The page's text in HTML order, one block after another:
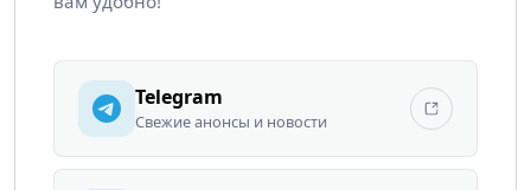
Telegram
Свежие анонсы и новости